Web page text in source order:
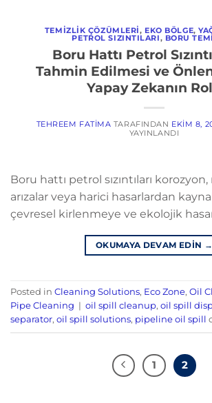
TEMIZLIK ÇÖZÜMLERI, EKO BÖLGE,
PETROL SIZINTILARI, BORU
Boru Hattı Petrol
Tahmin Edilmesi ve
Yapay Zekanın
TEHREEM FATIMA TARAFINDAN EKIM 8,
YAYINLANDI
Boru hattı petrol sızıntıları
arızalar veya harici hasarlardan
çevresel kirlenmeye ve ekolojik
OKUMAYA DEVAM EDIN →
Posted in Cleaning Solutions, Eco Zone, Oil
Pipe Cleaning | oil spill cleanup, oil spill
separator, oil spill solutions, pipeline oil spill
1 2